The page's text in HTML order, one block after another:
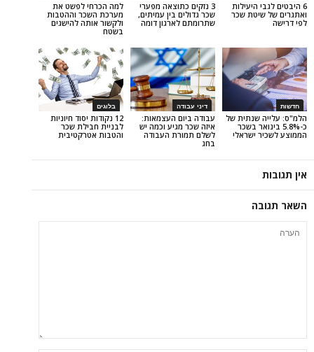
למה הכרחי לפשט את
מערכת השכר וההטבות
ולקשור אותה להישגים
בשטח
3 נזקים כתוצאה מפערי
שכר גדולים בין עמיתים,
שתרומתם לארגון דומה
שכר
בלוגים
12 נקודות יסוד חיוניות
לבניית חבילת שכר
והטבות אטרקטיבית
דיני עבודה
עבודה ביום העצמאות:
איזה שכר מגיע וכמה יש
לשלם תמורת העבודה
של
בשכר